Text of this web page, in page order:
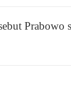
Prabowo